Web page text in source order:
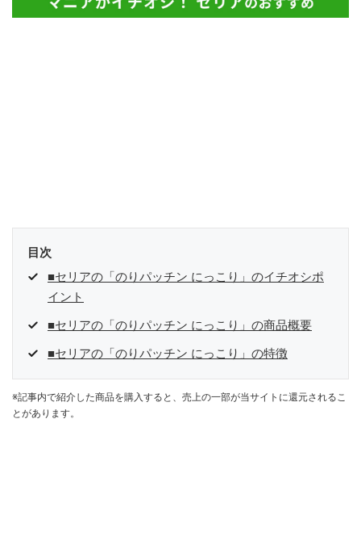
目次
■セリアの「のりパッチン にっこり」のイチオシポ
イント
■セリアの「のりパッチン にっこり」の商品概要
■セリアの「のりパッチン にっこり」の特徴
※記事内で紹介した商品を購入すると、売上の一部が当サイトに還元されるこ
とがあります。